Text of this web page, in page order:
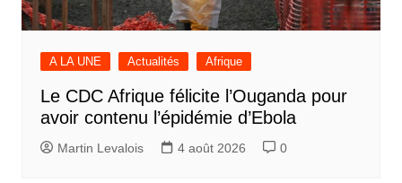
A LA UNE Actualités Afrique
Le CDC Afrique félicite l’Ouganda pour
avoir contenu l’épidémie d’Ebola
Martin Levalois 4 août 2026 0